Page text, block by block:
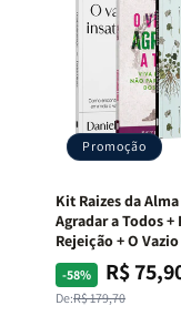
Promoção
Kit Raizes da
Agradar a Todos +
Rejeição + O
Insatisfação.
-58%
Preço
normal
De:R$ 179,70
Preço
promocional
R$